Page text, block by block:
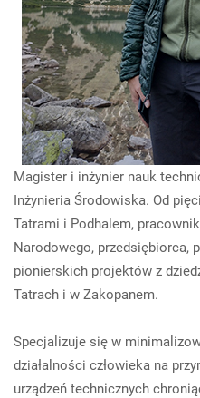
Magister i inżynier nauk
Inżynieria Środowiska. Od
Tatrami i Podhalem,
Narodowego, przedsiębiorca,
pionierskich projektów z
Tatrach i w Zakopanem.
Specjalizuje się w
działalności człowieka na
urządzeń technicznych